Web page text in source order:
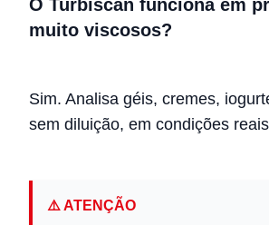
O Turbiscan funciona em
muito viscosos?
Sim. Analisa géis, cremes,
sem diluição, em condições
⚠️ ATENÇÃO